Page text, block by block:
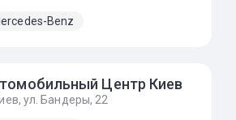
Benz
Центр Киев
ул. Бандеры, 22